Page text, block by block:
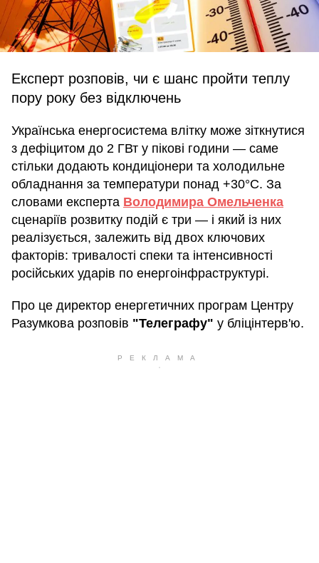
Експерт розповів, чи є шанс пройти теплу
пору року без відключень
Українська енергосистема влітку може зіткнутися
з дефіцитом до 2 ГВт у пікові години — саме
стільки додають кондиціонери та холодильне
обладнання за температури понад +30°C. За
словами експерта Володимира Омельченка
сценаріїв розвитку подій є три — і який із них
реалізується, залежить від двох ключових
факторів: тривалості спеки та інтенсивності
російських ударів по енергоінфраструктурі.
Про це директор енергетичних програм Центру
Разумкова розповів "Телеграфу" у бліцінтерв'ю.